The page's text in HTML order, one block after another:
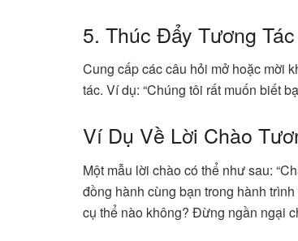
5. Thúc Đẩy Tương Tác
Cung cấp các câu hỏi mở hoặc mời
tác. Ví dụ: “Chúng tôi rất muốn biết
Ví Dụ Về Lời Chào
Một mẫu lời chào có thể như sau:
đồng hành cùng bạn trong hành
cụ thể nào không? Đừng ngần ngại